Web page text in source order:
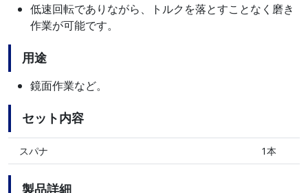
低速回転でありながら、トルクを落とすことなく磨き
作業が可能です。
用途
鏡面作業など。
セット内容
スパナ 1本
製品詳細